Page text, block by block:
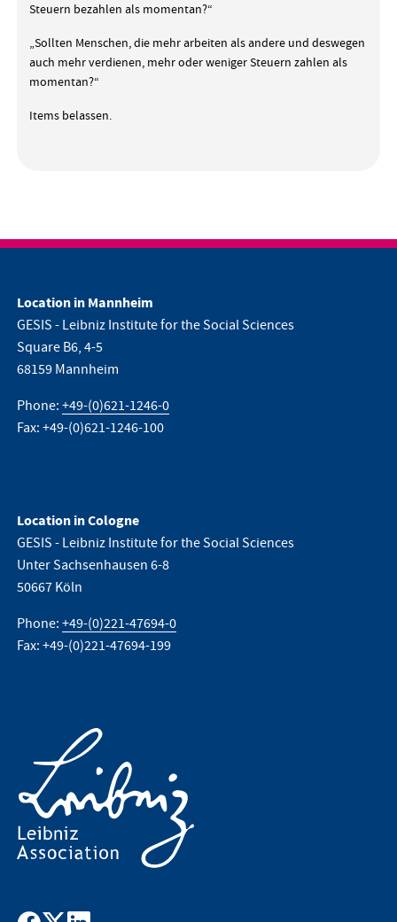
Steuern bezahlen als momentan?“
„Sollten Menschen, die mehr arbeiten als andere und deswegen
auch mehr verdienen, mehr oder weniger Steuern zahlen als
momentan?“
Items belassen.
Location in Mannheim
GESIS - Leibniz Institute for the Social Sciences
Square B6, 4-5
68159 Mannheim
Phone:+49-(0)621-1246-0
Fax: +49-(0)621-1246-100
Location in Cologne
GESIS - Leibniz Institute for the Social Sciences
Unter Sachsenhausen 6-8
50667 Köln
Phone:+49-(0)221-47694-0
Fax: +49-(0)221-47694-199